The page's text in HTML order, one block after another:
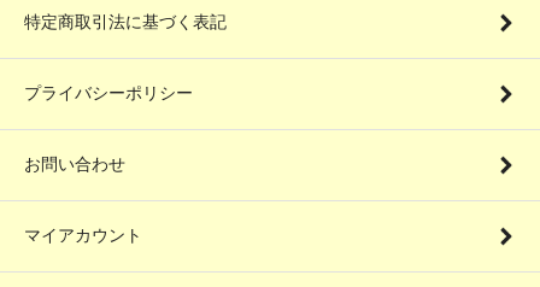
特定商取引法に基づく表記
プライバシーポリシー
お問い合わせ
マイアカウント